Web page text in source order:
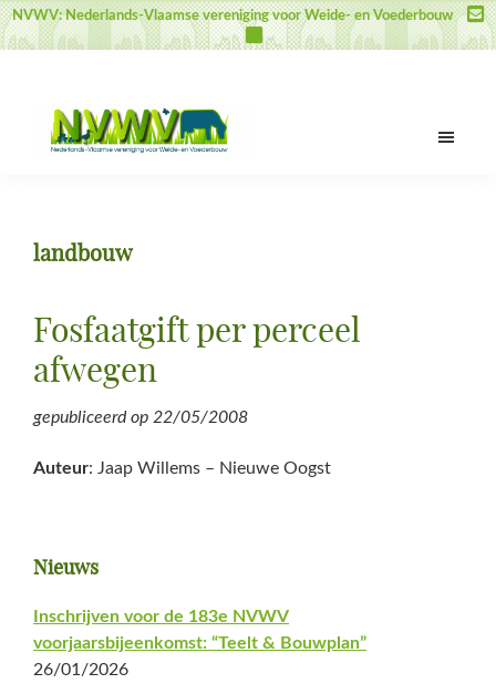
Door
naar
inhoud
Spring
naar
sidebar
Spring
naar
NVWV: Nederlands-Vlaamse vereniging voor Weide- en Voederbouw
voor
en
Voederbouw
landbouw
Fosfaatgift per perceel
afwegen
gepubliceerd op 22/05/2008
Auteur: Jaap Willems – Nieuwe Oogst
Primaire
Sidebar
Nieuws
Inschrijven voor de 183e NVWV
voorjaarsbijeenkomst: “Teelt & Bouwplan”
26/01/2026